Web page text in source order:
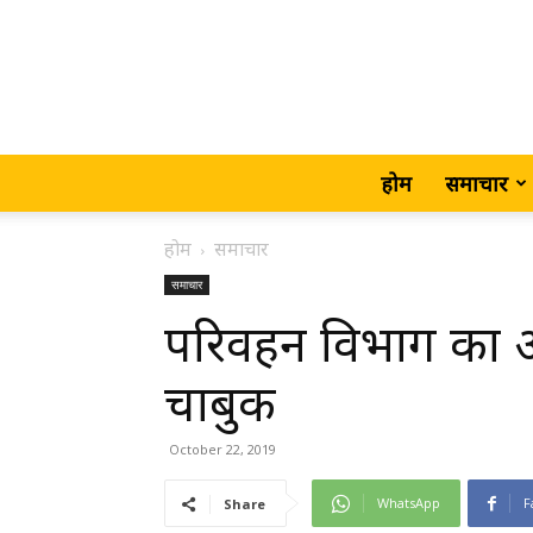
होम समाचार
होम समाचार
समाचार
परिवहन विभाग
चाबुक
October 22, 2019
Share WhatsApp